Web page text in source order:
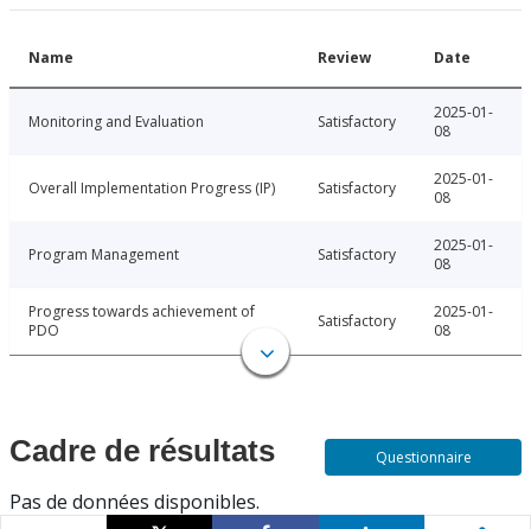
Name Review Date
Monitoring and Evaluation Satisfactory
2025-01-
08
Overall Implementation Progress (IP) Satisfactory
2025-01-
08
Program Management Satisfactory
2025-01-
08
Progress towards achievement of
PDO
Satisfactory
2025-01-
08
Cadre de résultats
Pas de données disponibles.
Questionnaire